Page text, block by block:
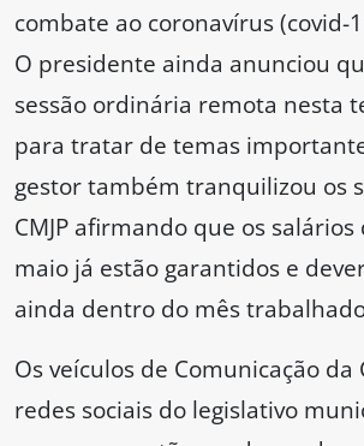
combate ao coronavírus (covid-
O presidente ainda anunciou
sessão ordinária remota nesta
para tratar de temas
gestor também tranquilizou os
CMJP afirmando que os salários
maio já estão garantidos e
ainda dentro do mês
Os veículos de Comunicação da
redes sociais do legislativo